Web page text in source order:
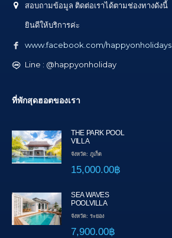
สอบถามข้อมูล ติดต่อเราได้ตามช่องทางดังนี้
ยินดีให้บริการค่ะ
www.facebook.com/happyonholidays
Line : @happyonholiday
ที่พักสุดฮอตของเรา
THE PARK POOL
VILLA
จังหวัด: ภูเก็ต
15,000.00฿
SEA WAVES
POOLVILLA
จังหวัด: ระยอง
7,900.00฿